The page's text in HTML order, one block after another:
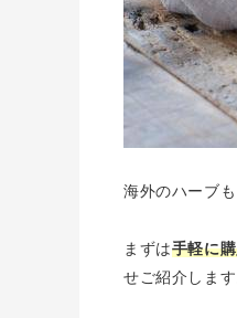
海外のハーブ
まずは手軽に
せご紹介します